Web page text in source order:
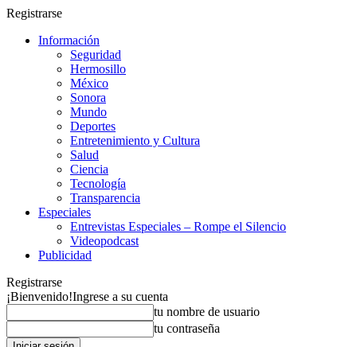
Registrarse
Información
Seguridad
Hermosillo
México
Sonora
Mundo
Deportes
Entretenimiento y Cultura
Salud
Ciencia
Tecnología
Transparencia
Especiales
Entrevistas Especiales – Rompe el Silencio
Videopodcast
Publicidad
Registrarse
¡Bienvenido!Ingrese a su cuenta
tu nombre de usuario
tu contraseña